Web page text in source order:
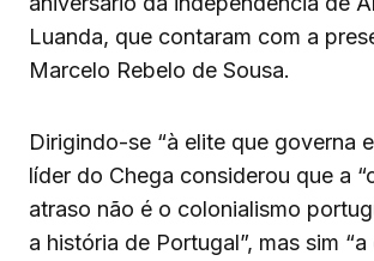
Luanda, que contaram com a
Marcelo Rebelo de Sousa.
Dirigindo-se “à elite que governa
líder do Chega considerou que a
atraso não é o colonialismo
a história de Portugal”, mas sim